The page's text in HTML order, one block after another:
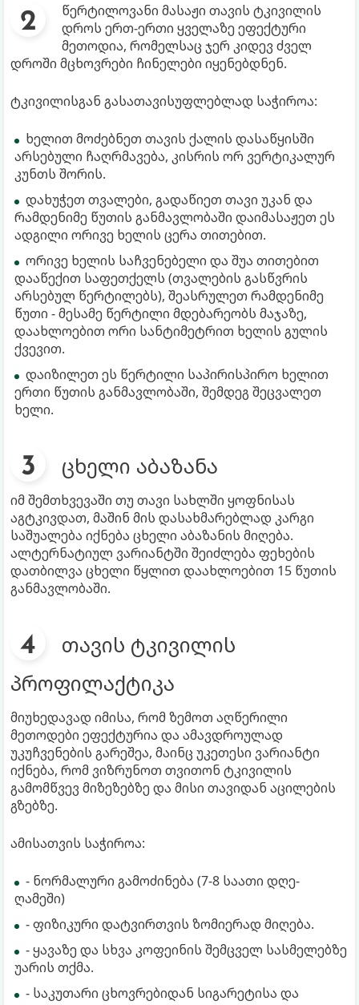
წერტილოვანი მასაჟი თავის ტკივილის
დროს ერთ-ერთი ყველაზე ეფექტური
მეთოდია, რომელსაც ჯერ კიდევ ძველ
დროში მცხოვრები ჩინელები იყენებდნენ.
ტკივილისგან გასათავისუფლებლად საჭიროა:
ხელით მოძებნეთ თავის ქალის დასაწყისში
არსებული ჩაღრმავება, კისრის ორ ვერტიკალურ
კუნთს შორის.
დახუჭეთ თვალები, გადაწიეთ თავი უკან და
რამდენიმე წუთის განმავლობაში დაიმასაჟეთ ეს
ადგილი ორივე ხელის ცერა თითებით.
ორივე ხელის საჩვენებელი და შუა თითებით
დააწექით საფეთქელს (თვალების გასწვრის
არსებულ წერტილებს), შეასრულეთ რამდენიმე
წუთი - მესამე წერტილი მდებარეობს მაჯაზე,
დაახლოებით ორი სანტიმეტრით ხელის გულის
ქვევით.
დაიზილეთ ეს წერტილი საპირისპირო ხელით
ერთი წუთის განმავლობაში, შემდეგ შეცვალეთ
ხელი.
ცხელი აბაზანა
იმ შემთხვევაში თუ თავი სახლში ყოფნისას
აგტკივდათ, მაშინ მის დასახმარებლად კარგი
საშუალება იქნება ცხელი აბაზანის მიღება.
ალტერნატიულ ვარიანტში შეიძლება ფეხების
დათბილვა ცხელი წყლით დაახლოებით 15 წუთის
განმავლობაში.
თავის ტკივილის
პროფილაქტიკა
მიუხედავად იმისა, რომ ზემოთ აღწერილი
მეთოდები ეფექტურია და ამავდროულად
უკუჩვენების გარეშეა, მაინც უკეთესი ვარიანტი
იქნება, რომ ვიზრუნოთ თვითონ ტკივილის
გამომწვევ მიზეზებზე და მისი თავიდან აცილების
გზებზე.
ამისათვის საჭიროა:
- ნორმალური გამოძინება (7-8 საათი დღე-
ღამეში)
- ფიზიკური დატვირთვის ზომიერად მიღება.
- ყავაზე და სხვა კოფეინის შემცველ სასმელებზე
უარის თქმა.
- საკუთარი ცხოვრებიდან სიგარეტისა და